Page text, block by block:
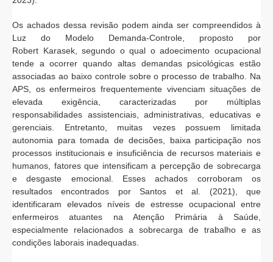
Os achados dessa revisão podem ainda ser compreendidos à
Luz do Modelo Demanda-Controle, proposto por
Robert Karasek, segundo o qual o adoecimento ocupacional
tende a ocorrer quando altas demandas psicológicas estão
associadas ao baixo controle sobre o processo de trabalho. Na
APS, os enfermeiros frequentemente vivenciam situações de
elevada exigência, caracterizadas por múltiplas
responsabilidades assistenciais, administrativas, educativas e
gerenciais. Entretanto, muitas vezes possuem limitada
autonomia para tomada de decisões, baixa participação nos
processos institucionais e insuficiência de recursos materiais e
humanos, fatores que intensificam a percepção de sobrecarga
e desgaste emocional. Esses achados corroboram os
resultados encontrados por Santos et al. (2021), que
identificaram elevados níveis de estresse ocupacional entre
enfermeiros atuantes na Atenção Primária à Saúde,
especialmente relacionados a sobrecarga de trabalho e as
condições laborais inadequadas.